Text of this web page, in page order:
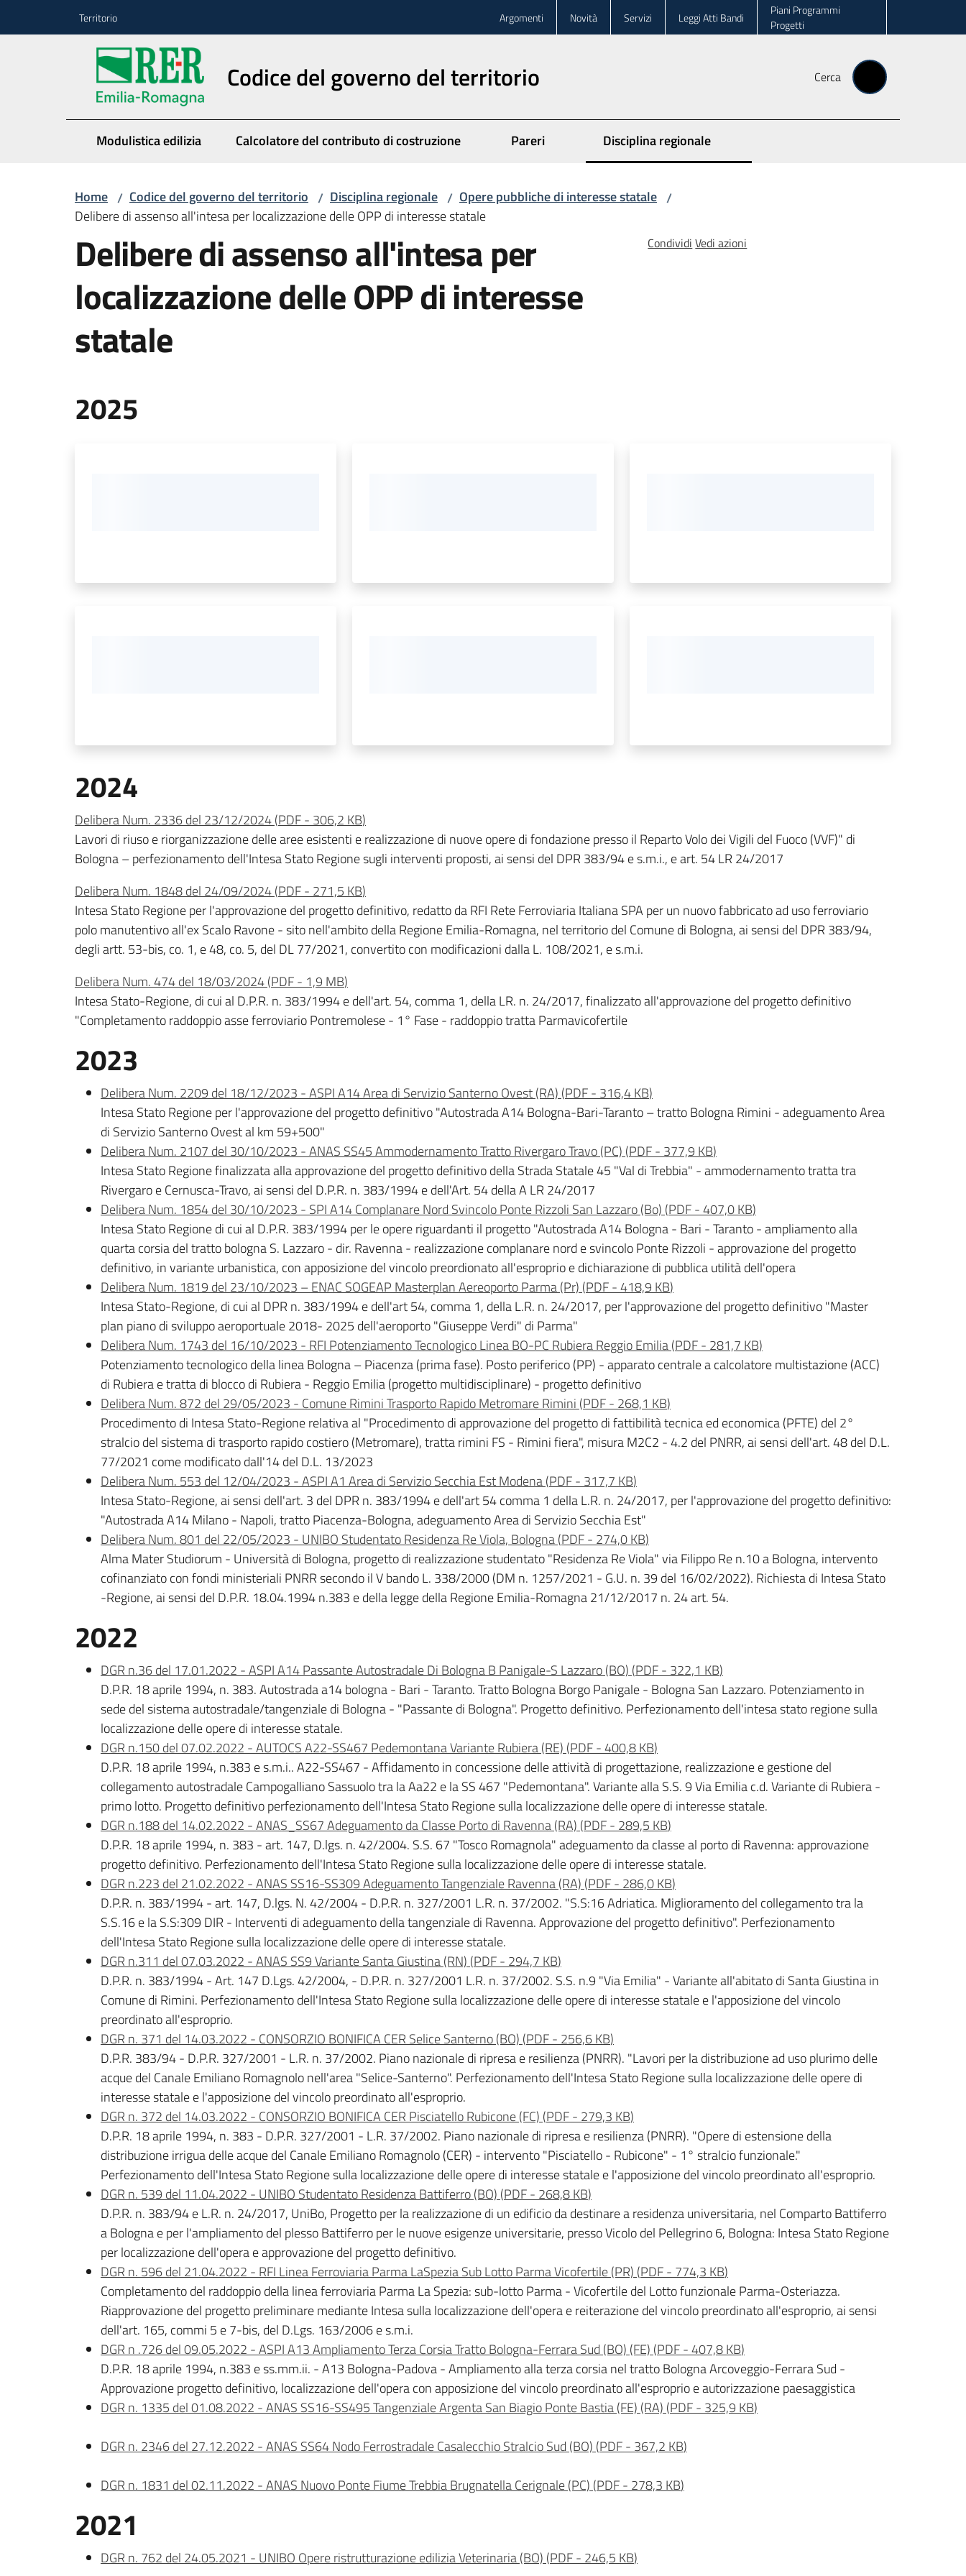
Territorio Argomenti Novità Servizi Leggi Atti Bandi
Piani Programmi
Progetti
Codice del governo del territorio Cerca
Modulistica edilizia Calcolatore del contributo di costruzione Pareri Disciplina regionale
Home / Codice del governo del territorio / Disciplina regionale / Opere pubbliche di interesse statale /
Delibere di assenso all'intesa per localizzazione delle OPP di interesse statale
Delibere di assenso all'intesa per
localizzazione delle OPP di interesse
statale
Condividi Vedi azioni
2025
2024
Delibera Num. 2336 del 23/12/2024(PDF- 306,2 KB)
Lavori di riuso e riorganizzazione delle aree esistenti e realizzazione di nuove opere di fondazione presso il Reparto Volo dei Vigili del Fuoco (VVF)" di
Bologna – perfezionamento dell'Intesa Stato Regione sugli interventi proposti, ai sensi del DPR 383/94 e s.m.i., e art. 54 LR 24/2017
Delibera Num. 1848 del 24/09/2024(PDF- 271,5 KB)
Intesa Stato Regione per l'approvazione del progetto definitivo, redatto da RFI Rete Ferroviaria Italiana SPA per un nuovo fabbricato ad uso ferroviario
polo manutentivo all'ex Scalo Ravone - sito nell'ambito della Regione Emilia-Romagna, nel territorio del Comune di Bologna, ai sensi del DPR 383/94,
degli artt. 53-bis, co. 1, e 48, co. 5, del DL 77/2021, convertito con modificazioni dalla L. 108/2021, e s.m.i.
Delibera Num. 474 del 18/03/2024(PDF- 1,9 MB)
Intesa Stato-Regione, di cui al D.P.R. n. 383/1994 e dell'art. 54, comma 1, della LR. n. 24/2017, finalizzato all'approvazione del progetto definitivo
"Completamento raddoppio asse ferroviario Pontremolese - 1° Fase - raddoppio tratta Parmavicofertile
2023
Delibera Num. 2209 del 18/12/2023 - ASPI A14 Area di Servizio Santerno Ovest (RA) (PDF- 316,4 KB)
Intesa Stato Regione per l'approvazione del progetto definitivo "Autostrada A14 Bologna-Bari-Taranto – tratto Bologna Rimini - adeguamento Area
di Servizio Santerno Ovest al km 59+500"
Delibera Num. 2107 del 30/10/2023 - ANAS SS45 Ammodernamento Tratto Rivergaro Travo (PC) (PDF- 377,9 KB)
Intesa Stato Regione finalizzata alla approvazione del progetto definitivo della Strada Statale 45 "Val di Trebbia" - ammodernamento tratta tra
Rivergaro e Cernusca-Travo, ai sensi del D.P.R. n. 383/1994 e dell'Art. 54 della A LR 24/2017
Delibera Num. 1854 del 30/10/2023 - SPI A14 Complanare Nord Svincolo Ponte Rizzoli San Lazzaro (Bo) (PDF-407,0 KB)
Intesa Stato Regione di cui al D.P.R. 383/1994 per le opere riguardanti il progetto "Autostrada A14 Bologna - Bari - Taranto - ampliamento alla
quarta corsia del tratto bologna S. Lazzaro - dir. Ravenna - realizzazione complanare nord e svincolo Ponte Rizzoli - approvazione del progetto
definitivo, in variante urbanistica, con apposizione del vincolo preordionato all'esproprio e dichiarazione di pubblica utilità dell'opera
Delibera Num. 1819 del 23/10/2023 – ENAC SOGEAP Masterplan Aereoporto Parma (Pr) (PDF-418,9 KB)
Intesa Stato-Regione, di cui al DPR n. 383/1994 e dell'art 54, comma 1, della L.R. n. 24/2017, per l'approvazione del progetto definitivo "Master
plan piano di sviluppo aeroportuale 2018- 2025 dell'aeroporto "Giuseppe Verdi" di Parma"
Delibera Num. 1743 del 16/10/2023 - RFI Potenziamento Tecnologico Linea BO-PC Rubiera Reggio Emilia(PDF- 281,7 KB)
Potenziamento tecnologico della linea Bologna – Piacenza (prima fase). Posto periferico (PP) - apparato centrale a calcolatore multistazione (ACC)
di Rubiera e tratta di blocco di Rubiera - Reggio Emilia (progetto multidisciplinare) - progetto definitivo
Delibera Num. 872 del 29/05/2023 - Comune Rimini Trasporto Rapido Metromare Rimini (PDF- 268,1 KB)
Procedimento di Intesa Stato-Regione relativa al "Procedimento di approvazione del progetto di fattibilità tecnica ed economica (PFTE) del 2°
stralcio del sistema di trasporto rapido costiero (Metromare), tratta rimini FS - Rimini fiera", misura M2C2 - 4.2 del PNRR, ai sensi dell'art. 48 del D.L.
77/2021 come modificato dall'14 del D.L. 13/2023
Delibera Num. 553 del 12/04/2023 - ASPI A1 Area di Servizio Secchia Est Modena(PDF- 317,7 KB)
Intesa Stato-Regione, ai sensi dell'art. 3 del DPR n. 383/1994 e dell'art 54 comma 1 della L.R. n. 24/2017, per l'approvazione del progetto definitivo:
"Autostrada A14 Milano - Napoli, tratto Piacenza-Bologna, adeguamento Area di Servizio Secchia Est"
Delibera Num. 801 del 22/05/2023 - UNIBO Studentato Residenza Re Viola, Bologna(PDF- 274,0 KB)
Alma Mater Studiorum - Università di Bologna, progetto di realizzazione studentato "Residenza Re Viola" via Filippo Re n.10 a Bologna, intervento
cofinanziato con fondi ministeriali PNRR secondo il V bando L. 338/2000 (DM n. 1257/2021 - G.U. n. 39 del 16/02/2022). Richiesta di Intesa Stato
-Regione, ai sensi del D.P.R. 18.04.1994 n.383 e della legge della Regione Emilia-Romagna 21/12/2017 n. 24 art. 54.
2022
DGR n.36 del 17.01.2022 - ASPI A14 Passante Autostradale Di Bologna B Panigale-S Lazzaro (BO) (PDF- 322,1 KB)
D.P.R. 18 aprile 1994, n. 383. Autostrada a14 bologna - Bari - Taranto. Tratto Bologna Borgo Panigale - Bologna San Lazzaro. Potenziamento in
sede del sistema autostradale/tangenziale di Bologna - "Passante di Bologna". Progetto definitivo. Perfezionamento dell'intesa stato regione sulla
localizzazione delle opere di interesse statale.
DGR n.150 del 07.02.2022 - AUTOCS A22-SS467 Pedemontana Variante Rubiera (RE) (PDF-400,8 KB)
D.P.R. 18 aprile 1994, n.383 e s.m.i.. A22-SS467 - Affidamento in concessione delle attività di progettazione, realizzazione e gestione del
collegamento autostradale Campogalliano Sassuolo tra la Aa22 e la SS 467 "Pedemontana". Variante alla S.S. 9 Via Emilia c.d. Variante di Rubiera -
primo lotto. Progetto definitivo perfezionamento dell'Intesa Stato Regione sulla localizzazione delle opere di interesse statale.
DGR n.188 del 14.02.2022 - ANAS_SS67 Adeguamento da Classe Porto di Ravenna (RA) (PDF- 289,5 KB)
D.P.R. 18 aprile 1994, n. 383 - art. 147, D.lgs. n. 42/2004. S.S. 67 "Tosco Romagnola" adeguamento da classe al porto di Ravenna: approvazione
progetto definitivo. Perfezionamento dell'Intesa Stato Regione sulla localizzazione delle opere di interesse statale.
DGR n.223 del 21.02.2022 - ANAS SS16-SS309 Adeguamento Tangenziale Ravenna (RA) (PDF- 286,0 KB)
D.P.R. n. 383/1994 - art. 147, D.lgs. N. 42/2004 - D.P.R. n. 327/2001 L.R. n. 37/2002. "S.S:16 Adriatica. Miglioramento del collegamento tra la
S.S.16 e la S.S:309 DIR - Interventi di adeguamento della tangenziale di Ravenna. Approvazione del progetto definitivo". Perfezionamento
dell'Intesa Stato Regione sulla localizzazione delle opere di interesse statale.
DGR n.311 del 07.03.2022 - ANAS SS9 Variante Santa Giustina (RN) (PDF- 294,7 KB)
D.P.R. n. 383/1994 - Art. 147 D.Lgs. 42/2004, - D.P.R. n. 327/2001 L.R. n. 37/2002. S.S. n.9 "Via Emilia" - Variante all'abitato di Santa Giustina in
Comune di Rimini. Perfezionamento dell'Intesa Stato Regione sulla localizzazione delle opere di interesse statale e l'apposizione del vincolo
preordinato all'esproprio.
DGR n. 371 del 14.03.2022 - CONSORZIO BONIFICA CER Selice Santerno (BO) (PDF- 256,6 KB)
D.P.R. 383/94 - D.P.R. 327/2001 - L.R. n. 37/2002. Piano nazionale di ripresa e resilienza (PNRR). "Lavori per la distribuzione ad uso plurimo delle
acque del Canale Emiliano Romagnolo nell'area "Selice-Santerno". Perfezionamento dell'Intesa Stato Regione sulla localizzazione delle opere di
interesse statale e l'apposizione del vincolo preordinato all'esproprio.
DGR n. 372 del 14.03.2022 - CONSORZIO BONIFICA CER Pisciatello Rubicone (FC) (PDF- 279,3 KB)
D.P.R. 18 aprile 1994, n. 383 - D.P.R. 327/2001 - L.R. 37/2002. Piano nazionale di ripresa e resilienza (PNRR). "Opere di estensione della
distribuzione irrigua delle acque del Canale Emiliano Romagnolo (CER) - intervento "Pisciatello - Rubicone" - 1° stralcio funzionale."
Perfezionamento dell'Intesa Stato Regione sulla localizzazione delle opere di interesse statale e l'apposizione del vincolo preordinato all'esproprio.
DGR n. 539 del 11.04.2022 - UNIBO Studentato Residenza Battiferro (BO) (PDF- 268,8 KB)
D.P.R. n. 383/94 e L.R. n. 24/2017, UniBo, Progetto per la realizzazione di un edificio da destinare a residenza universitaria, nel Comparto Battiferro
a Bologna e per l'ampliamento del plesso Battiferro per le nuove esigenze universitarie, presso Vicolo del Pellegrino 6, Bologna: Intesa Stato Regione
per localizzazione dell'opera e approvazione del progetto definitivo.
DGR n. 596 del 21.04.2022 - RFI Linea Ferroviaria Parma LaSpezia Sub Lotto Parma Vicofertile (PR) (PDF- 774,3 KB)
Completamento del raddoppio della linea ferroviaria Parma La Spezia: sub-lotto Parma - Vicofertile del Lotto funzionale Parma-Osteriazza.
Riapprovazione del progetto preliminare mediante Intesa sulla localizzazione dell'opera e reiterazione del vincolo preordinato all'esproprio, ai sensi
dell'art. 165, commi 5 e 7-bis, del D.Lgs. 163/2006 e s.m.i.
DGR n .726 del 09.05.2022 - ASPI A13 Ampliamento Terza Corsia Tratto Bologna-Ferrara Sud (BO) (FE) (PDF-407,8 KB)
D.P.R. 18 aprile 1994, n.383 e ss.mm.ii. - A13 Bologna-Padova - Ampliamento alla terza corsia nel tratto Bologna Arcoveggio-Ferrara Sud -
Approvazione progetto definitivo, localizzazione dell'opera con apposizione del vincolo preordinato all'esproprio e autorizzazione paesaggistica
DGR n. 1335 del 01.08.2022 - ANAS SS16-SS495 Tangenziale Argenta San Biagio Ponte Bastia (FE) (RA) (PDF- 325,9 KB)
DGR n. 2346 del 27.12.2022 - ANAS SS64 Nodo Ferrostradale Casalecchio Stralcio Sud (BO) (PDF- 367,2 KB)
DGR n. 1831 del 02.11.2022 - ANAS Nuovo Ponte Fiume Trebbia Brugnatella Cerignale (PC) (PDF- 278,3 KB)
2021
DGR n. 762 del 24.05.2021 - UNIBO Opere ristrutturazione edilizia Veterinaria (BO) (PDF- 246,5 KB)